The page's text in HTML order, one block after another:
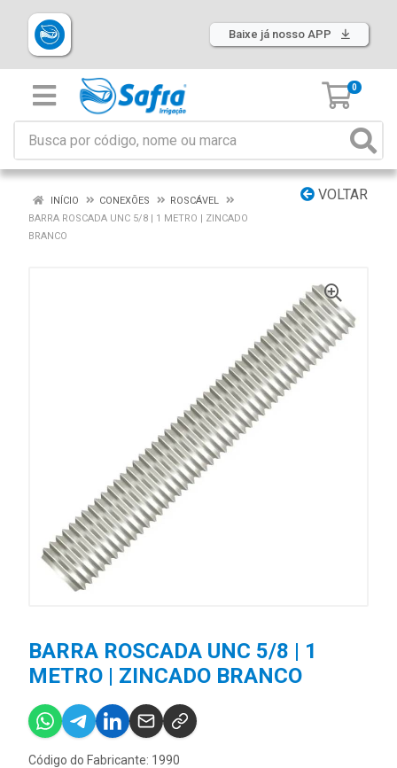
Baixe já nosso APP
0
VOLTAR
INÍCIO CONEXÕES
ROSCÁVEL
BARRA ROSCADA UNC 5/8 | 1 METRO | ZINCADO
BRANCO
BARRA ROSCADA UNC 5/8 | 1
METRO | ZINCADO BRANCO
Código do Fabricante: 1990